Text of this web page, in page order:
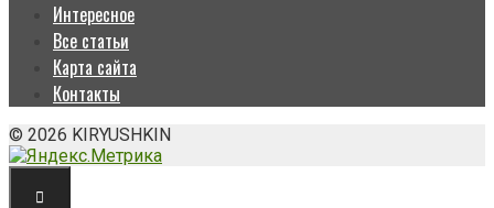
Интересное
Все статьи
Карта сайта
Контакты
© 2026 KIRYUSHKIN